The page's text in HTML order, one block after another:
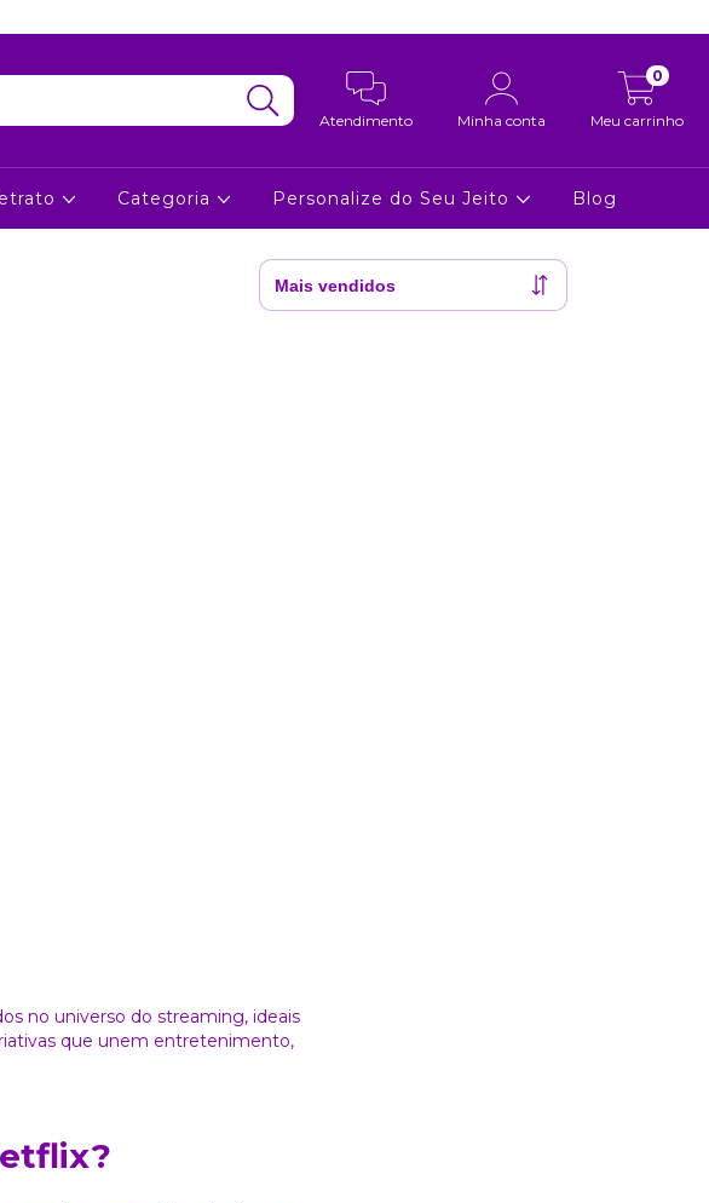
Atendimento Minha conta Meu carrinho
0
Categoria Personalize do Seu Jeito Blog
no universo do streaming, ideais
que unem entretenimento,